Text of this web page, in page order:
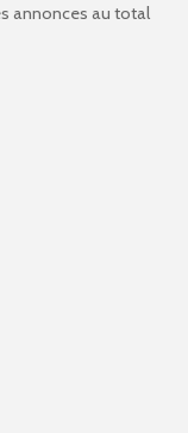
annonces au total